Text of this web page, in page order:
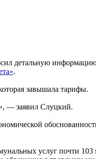
детальную информацию
.
завышала тарифы.
— заявил Слуцкий.
услуг почти 103